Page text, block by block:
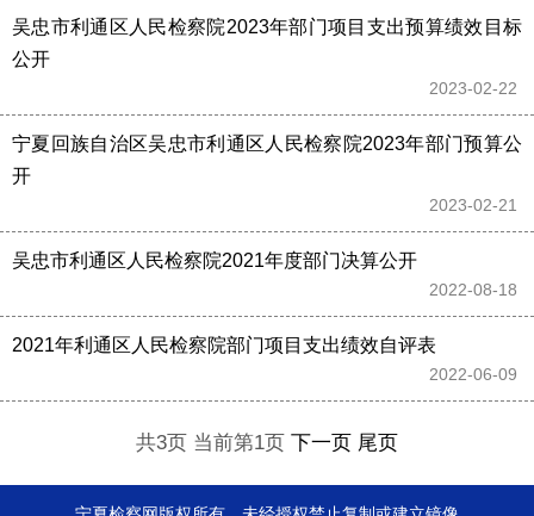
吴忠市利通区人民检察院2023年部门项目支出预算绩效目标
公开
2023-02-22
宁夏回族自治区吴忠市利通区人民检察院2023年部门预算公
开
2023-02-21
吴忠市利通区人民检察院2021年度部门决算公开
2022-08-18
2021年利通区人民检察院部门项目支出绩效自评表
2022-06-09
共3页 当前第1页 下一页 尾页